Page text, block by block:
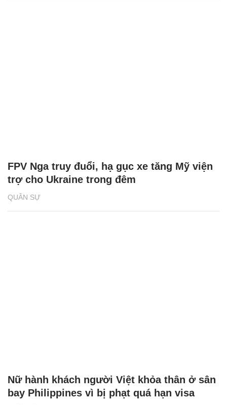
QUÂN SỰ
FPV Nga truy đuổi, hạ gục xe tăng Mỹ viện
trợ cho Ukraine trong đêm
Nữ hành khách người Việt khỏa thân ở sân
bay Philippines vì bị phạt quá hạn visa